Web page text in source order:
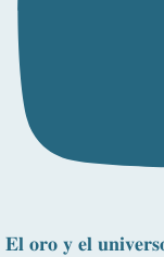
𝐄𝐥 𝐨𝐫𝐨 𝐲 𝐞𝐥